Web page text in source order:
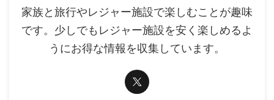
家族と旅行やレジャー施設で楽しむことが趣味
です。少しでもレジャー施設を安く楽しめるよ
うにお得な情報を収集しています。